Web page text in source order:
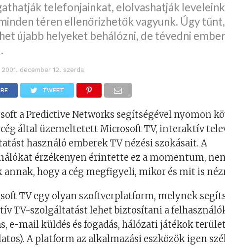
telefonjainkat, elolvashatják
téren ellenőrizhetők vagyunk. Úgy
újabb helyeket behálózni, de tévedni
2001. december 12. szerda
TWEET
a Predictive Networks segítségével nyomon
által üzemeltetett Microsoft TV, interaktív
használó emberek TV nézési szokásait. A
érzékenyen érintette ez a momentum,
annak, hogy a cég megfigyeli, mikor és mit is
TV egy olyan szoftverplatform, melynek
TV-szolgáltatást lehet biztosítani a
e-mail küldés és fogadás, hálózati játékok
A platform az alkalmazási eszközök igen